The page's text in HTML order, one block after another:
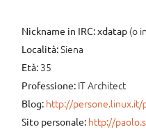
Nickname in IRC:xdatap (o
Località:Siena
Età: 35
Professione: IT Architect
Blog: http://persone.linux.it/
Sito personale: http://